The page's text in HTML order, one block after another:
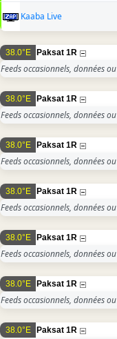
Kaaba Live
38.0°E Paksat 1R
Feeds occasionnels, données
38.0°E Paksat 1R
Feeds occasionnels, données
38.0°E Paksat 1R
Feeds occasionnels, données
38.0°E Paksat 1R
Feeds occasionnels, données
38.0°E Paksat 1R
Feeds occasionnels, données
38.0°E Paksat 1R
Feeds occasionnels, données
38.0°E Paksat 1R